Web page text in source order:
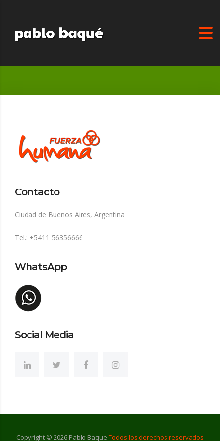
Contacto
Ciudad de Buenos Aires, Argentina
Tel.: +5411 56356666
WhatsApp
Social Media
Copyright © 2026 Pablo Baque Todos los derechos reservados